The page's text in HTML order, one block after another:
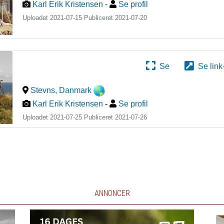
Karl Erik Kristensen - Se profil
Uploadet 2021-07-15 Publiceret2021-07-20
Se Se
Stevns, Danmark
Karl Erik Kristensen - Se profil
Uploadet 2021-07-25 Publiceret2021-07-26
ANNONCER